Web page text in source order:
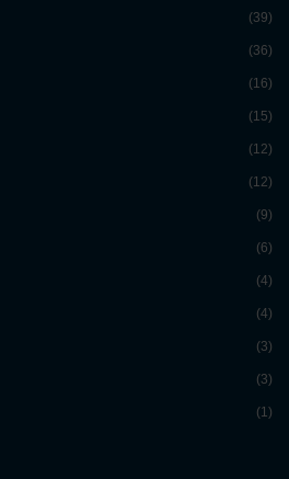
(39)
(36)
(16)
(15)
(12)
(12)
(9)
(6)
(4)
(4)
(3)
(3)
(1)